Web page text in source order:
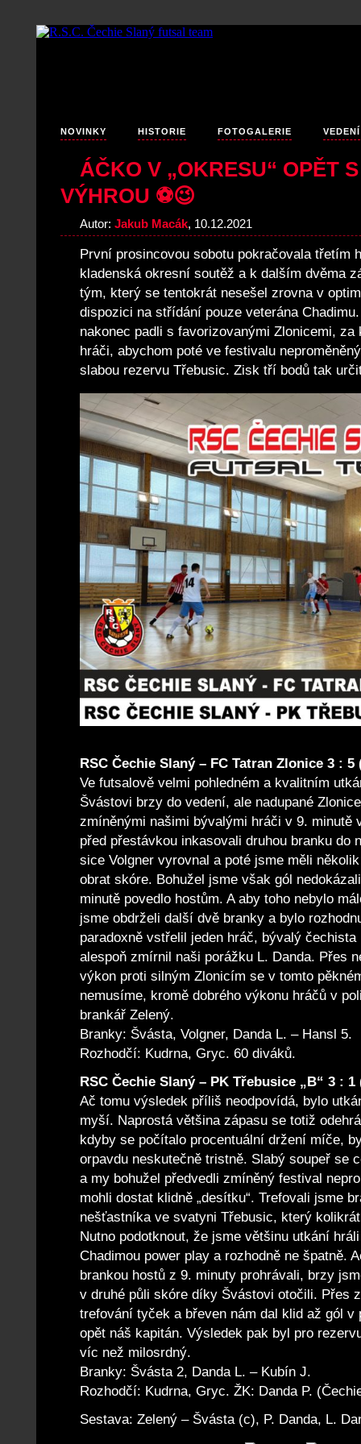
NOVINKY HISTORIE FOTOGALERIE VEDENÍ
ÁČKO V „OKRESU“ OPĚT
VÝHROU ⚽😉
Autor: Jakub Macák, 10.12.2021
První prosincovou sobotu pokračovala třetím
kladenská okresní soutěž a k dalším dvěma
tým, který se tentokrát nesešel zrovna v
dispozici na střídání pouze veterána
nakonec padli s favorizovanými Zlonicemi,
hráči, abychom poté ve festivalu
slabou rezervu Třebusic. Zisk tří bodů tak
RSC Čechie Slaný – FC Tatran Zlonice 3 : 5
Ve futsalově velmi pohledném a kvalitním
Švástovi brzy do vedení, ale nadupané
zmíněnými našimi bývalými hráči v 9. minutě
před přestávkou inkasovali druhou branku do
sice Volgner vyrovnal a poté jsme měli
obrat skóre. Bohužel jsme však gól
minutě povedlo hostům. A aby toho nebylo
jsme obdrželi další dvě branky a bylo
paradoxně vstřelil jeden hráč, bývalý
alespoň zmírnil naši porážku L. Danda. Přes
výkon proti silným Zlonicím se v tomto
nemusíme, kromě dobrého výkonu hráčů v
brankář Zelený.
Branky: Švásta, Volgner, Danda L. – Hansl 5.
Rozhodčí: Kudrna, Gryc. 60 diváků.
RSC Čechie Slaný – PK Třebusice „B“ 3 : 1
Ač tomu výsledek příliš neodpovídá, bylo
myší. Naprostá většina zápasu se totiž
kdyby se počítalo procentuální držení míče,
orpavdu neskutečně tristně. Slabý soupeř se
a my bohužel předvedli zmíněný festival
mohli dostat klidně „desítku“. Trefovali jsme
nešťastníka ve svatyni Třebusic, který
Nutno podotknout, že jsme většinu utkání
Chadimou power play a rozhodně ne špatně.
brankou hostů z 9. minuty prohrávali, brzy
v druhé půli skóre díky Švástovi otočili. Přes
trefování tyček a břeven nám dal klid až gól
opět náš kapitán. Výsledek pak byl pro
víc než milosrdný.
Branky: Švásta 2, Danda L. – Kubín J.
Rozhodčí: Kudrna, Gryc. ŽK: Danda P.
Sestava: Zelený – Švásta (c), P. Danda, L.